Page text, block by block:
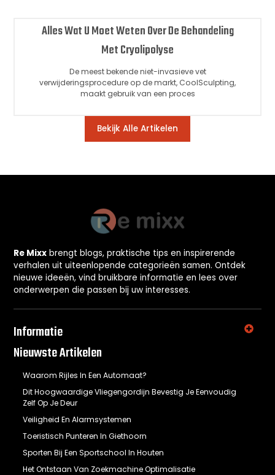
Alles Wat U Moet Weten Over De Behandeling
Met Cryolipolyse
De meest bekende niet-invasieve vet
verwijderingsprocedure op de markt, CoolSculpting,
maakt gebruik van een proces
Bekijk Alle Artikelen
Re Mixx brengt blogs, praktische tips en inspirerende
verhalen uit uiteenlopende categorieën samen. Ontdek
nieuwe ideeën, vind bruikbare informatie en lees over
onderwerpen die passen bij uw interesses.
Informatie
Nieuwste Artikelen
Waarom Rijles In Een Automaat?
Dit Hoogwaardige Vliegengordijn Bevestig Je Eenvoudig
Zelf Op Je Deur
Veiligheid En Alarmsystemen
Toeristisch Punteren In Giethoorn
Sporten Bij Een Sportschool In Houten
Het Ontstaan Van Zoekmachine Optimalisatie